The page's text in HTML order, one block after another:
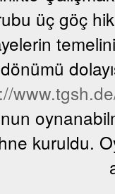
üç göç
dönümü
kuruldu.